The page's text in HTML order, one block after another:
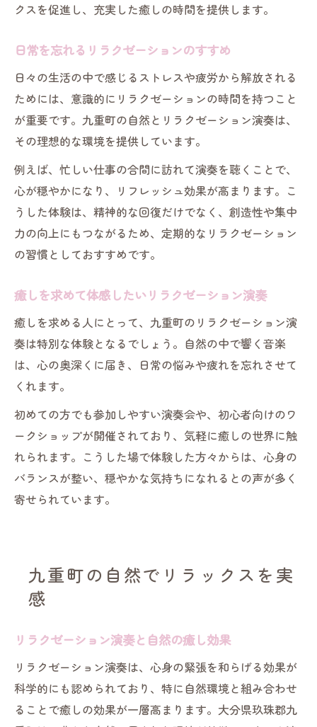
クスを促進し、充実した癒しの時間を提供します。
日常を忘れるリラクゼーションのすすめ
日々の生活の中で感じるストレスや疲労から解放される
ためには、意識的にリラクゼーションの時間を持つこと
が重要です。九重町の自然とリラクゼーション演奏は、
その理想的な環境を提供しています。
例えば、忙しい仕事の合間に訪れて演奏を聴くことで、
心が穏やかになり、リフレッシュ効果が高まります。こ
うした体験は、精神的な回復だけでなく、創造性や集中
力の向上にもつながるため、定期的なリラクゼーション
の習慣としておすすめです。
癒しを求めて体感したいリラクゼーション演奏
癒しを求める人にとって、九重町のリラクゼーション演
奏は特別な体験となるでしょう。自然の中で響く音楽
は、心の奥深くに届き、日常の悩みや疲れを忘れさせて
くれます。
初めての方でも参加しやすい演奏会や、初心者向けのワ
ークショップが開催されており、気軽に癒しの世界に触
れられます。こうした場で体験した方々からは、心身の
バランスが整い、穏やかな気持ちになれるとの声が多く
寄せられています。
九重町の自然でリラックスを実
感
リラクゼーション演奏と自然の癒し効果
リラクゼーション演奏は、心身の緊張を和らげる効果が
科学的にも認められており、特に自然環境と組み合わせ
ることで癒しの効果が一層高まります。大分県玖珠郡九